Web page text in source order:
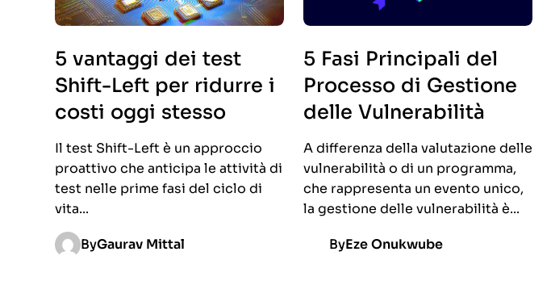
5 vantaggi dei test
Shift-Left per ridurre i
costi oggi stesso
Il test Shift-Left è un approccio
proattivo che anticipa le attività di
test nelle prime fasi del ciclo di
vita...
ByGaurav Mittal
5 Fasi Principali del
Processo di Gestione
delle Vulnerabilità
A differenza della valutazione delle
vulnerabilità o di un programma,
che rappresenta un evento unico,
la gestione delle vulnerabilità è...
ByEze Onukwube